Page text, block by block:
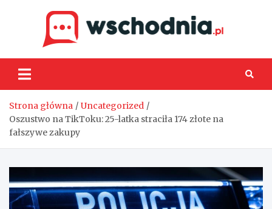
Strona główna
Uncategorized
Oszustwo na TikToku: 25-latka straciła 174 złote na
fałszywe zakupy